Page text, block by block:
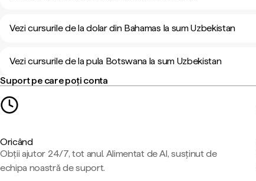
Vezi cursurile de la dolar din Bahamas la sum Uzbekistan
Vezi cursurile de la pula Botswana la sum Uzbekistan
Suport pe care poți conta
Oricând
Obții ajutor 24/7, tot anul. Alimentat de AI, susținut de
echipa noastră de suport.